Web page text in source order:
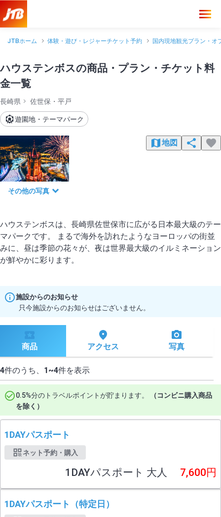
JTBホーム 体験・遊び・レジャーチケット予約 国内現地観光プラン・オ
ハウステンボスの商品・プラン・チケット料
金一覧
長崎県 佐世保・平戸
遊園地・テーマパーク
地図
その他の写真
ハウステンボスは、長崎県佐世保市に広がる日本最大級のテー
マパークです。 まるで海外を訪れたようなヨーロッパの街並
みに、昼は季節の花々が、夜は世界最大級のイルミネーション
施設からのお知らせ
只今施設からのお知らせはございません。
商品 アクセス 写真
4件のうち、 1~4件を表示
0.5%分のトラベルポイントが貯まります。
（コンビニ購入商品
を除く）
1DAYパスポート
ネット予約・購入
1DAYパスポート 大人 7,600円
1DAYパスポート（特定日）